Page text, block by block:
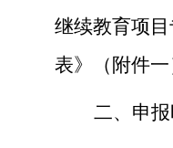
继续教育项
表》（附件一
二、 申